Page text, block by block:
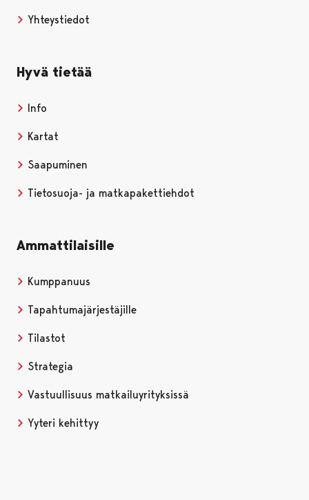
Yhteystiedot
Hyvä tietää
Info
Kartat
Saapuminen
Tietosuoja- ja matkapakettiehdot
Ammattilaisille
Kumppanuus
Tapahtumajärjestäjille
Tilastot
Strategia
Vastuullisuus matkailuyrityksissä
Yyteri kehittyy